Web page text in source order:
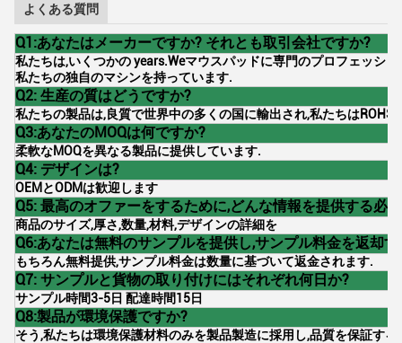
よくある質問
Q1:あなたはメーカーですか? それとも取引会社ですか?
私たちは,いくつかの years.Weマウスパッドに専門のプロフェッシ
私たちの独自のマシンを持っています.
Q2: 生産の質はどうですか?
私たちの製品は,良質で世界中の多くの国に輸出され,私たちは
Q3:あなたのMOQは何ですか?
柔軟なMOQを異なる製品に提供しています.
Q4: デザインは?
OEMとODMは歓迎します
Q5: 最高のオファーをするために,どんな情報を提供する必
商品のサイズ,厚さ,数量,材料,デザインの詳細を
Q6:あなたは無料のサンプルを提供し,サンプル料金を返却
もちろん無料提供,サンプル料金は数量に基づいて返金されます.
Q7: サンプルと貨物の取り付けにはそれぞれ何日か?
サンプル時間3-5日 配達時間15日
Q8:製品が環境保護ですか?
そう,私たちは環境保護材料のみを製品製造に採用し,品質を保証す